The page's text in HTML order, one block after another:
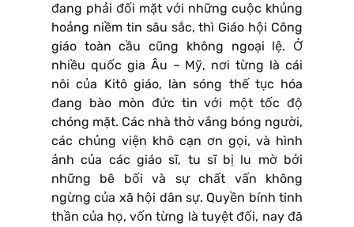
đang phải đối mặt với những cuộc khủng
hoảng niềm tin sâu sắc, thì Giáo hội Công
giáo toàn cầu cũng không ngoại lệ. Ở
nhiều quốc gia Âu – Mỹ, nơi từng là cái
nôi của Kitô giáo, làn sóng thế tục hóa
đang bào mòn đức tin với một tốc độ
chóng mặt. Các nhà thờ vắng bóng người,
các chủng viện khô cạn ơn gọi, và hình
ảnh của các giáo sĩ, tu sĩ bị lu mờ bởi
những bê bối và sự chất vấn không
ngừng của xã hội dân sự. Quyền bính tinh
thần của họ, vốn từng là tuyệt đối, nay đã